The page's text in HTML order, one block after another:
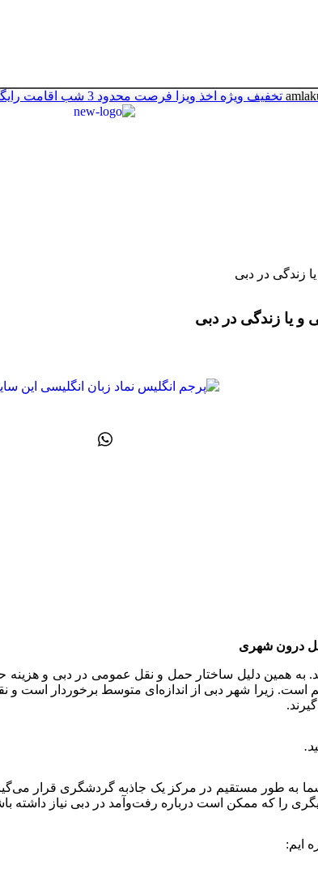
تخفیف ویژه اخذ ویزا فرصت محدود 3 شب اقامت رایگان هتل
زندگی در دبی
و یا زندگی در دبی
درون شهری
این شهر سفر می‌کنند. به همین دلیل ساختار حمل و نقل عمومی
زیرا شهر دبی از اندازه‌ای متوسط برخوردار است
به طور مستقیم در مرکز یک جاذبه گردشگری قرار
را که ممکن است درباره رفت‌وآمد در دبی نیاز داشته
ایم: